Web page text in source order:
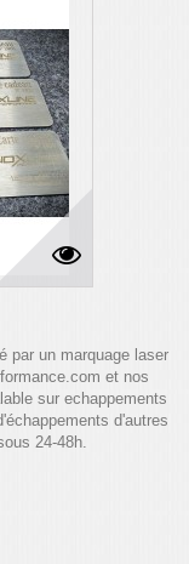
par un marquage laser
et nos
sur echappements
d'autres
24-48h.